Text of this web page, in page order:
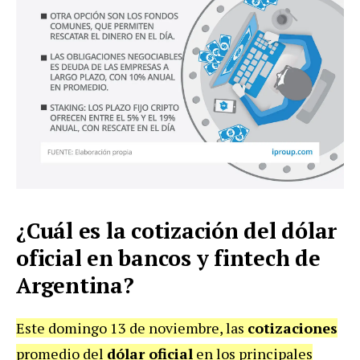
¿Cuál es la cotización del dólar
oficial en bancos y fintech de
Argentina?
Este domingo 13 de noviembre, las cotizaciones
promedio del dólar oficial en los principales